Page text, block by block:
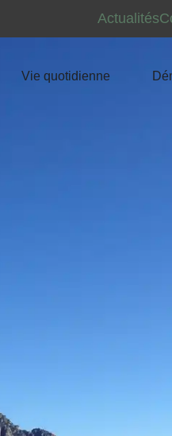
Actualités
Vie quotidienne